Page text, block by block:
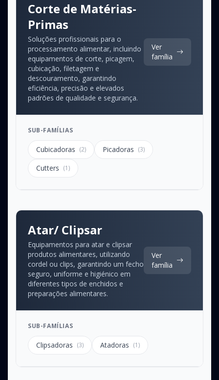
Corte de Matérias-
Primas
Soluções profissionais para o
processamento alimentar, incluindo
equipamentos de corte, picagem,
cubicação, filetagem e
descouramento, garantindo
eficiência, precisão e elevados
padrões de qualidade e segurança.
Ver
família
SUB-FAMÍLIAS
Cubicadoras (2) Picadoras (3)
Cutters (1)
Atar/ Clipsar
Equipamentos para atar e clipsar
produtos alimentares, utilizando
cordel ou clips, garantindo um fecho
seguro, uniforme e higiénico em
diferentes tipos de enchidos e
preparações alimentares.
Ver
família
SUB-FAMÍLIAS
Clipsadoras (3) Atadoras (1)